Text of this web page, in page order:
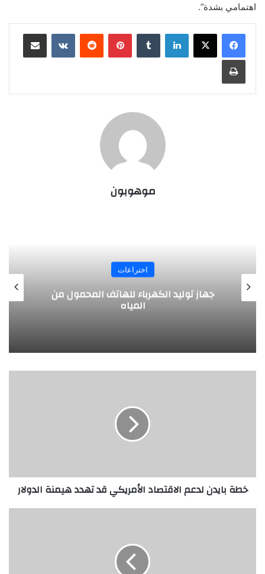
اهتمامي بشدة”.
لينكدإن بينتيريست مشاركة عبر البريد
طباعة
موهوبون
جهاز توليد الكهرباء للهاتف المحمول من
المياه
الدولار
خطة بايدن لدعم الاقتصاد الأمريكي قد تهدد هيمنة الدولار